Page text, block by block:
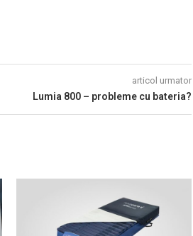
articol urmator
Lumia 800 – probleme cu bateria?